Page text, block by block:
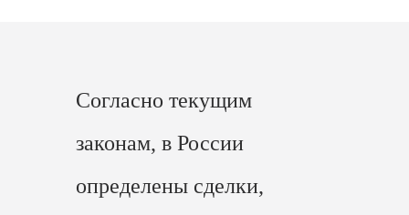
Согласно текущим
законам, в России
определены сделки,